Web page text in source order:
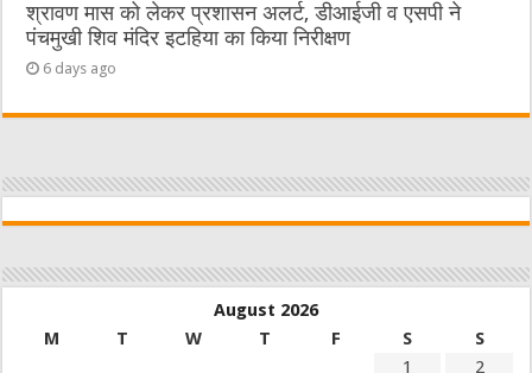
श्रावण मास को लेकर प्रशासन अलर्ट, डीआईजी व एसपी ने
पंचमुखी शिव मंदिर इटहिया का किया निरीक्षण
6 days ago
August 2026
M
T W T F S
S
1
2